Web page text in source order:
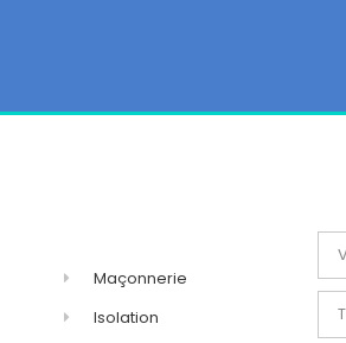
Maçonnerie
Isolation